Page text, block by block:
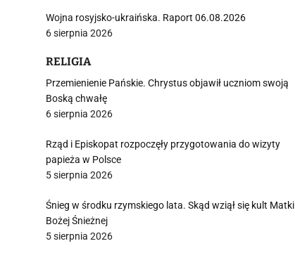
Wojna rosyjsko-ukraińska. Raport 06.08.2026
6 sierpnia 2026
RELIGIA
Przemienienie Pańskie. Chrystus objawił uczniom swoją
Boską chwałę
6 sierpnia 2026
Rząd i Episkopat rozpoczęły przygotowania do wizyty
papieża w Polsce
5 sierpnia 2026
Śnieg w środku rzymskiego lata. Skąd wziął się kult Matki
Bożej Śnieżnej
5 sierpnia 2026